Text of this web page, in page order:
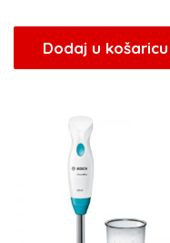
Dodaj u košaricu